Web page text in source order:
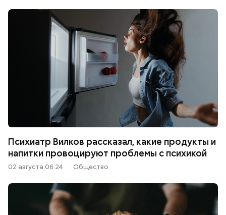
Психиатр Вилков рассказал, какие продукты и
напитки провоцируют проблемы с психикой
02 августа 06:24 Общество